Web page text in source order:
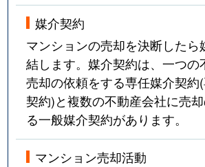
媒介契約
マンションの売却を決断したら
結します。媒介契約は、一つの
売却の依頼をする専任媒介契約
契約)と複数の不動産会社に売
る一般媒介契約があります。
マンション売却活動